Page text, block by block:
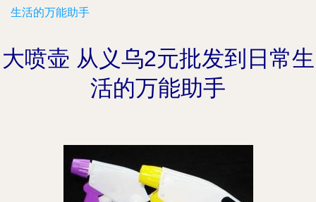
生活的万能助手
大喷壶 从义乌2元批发到日常生
活的万能助手